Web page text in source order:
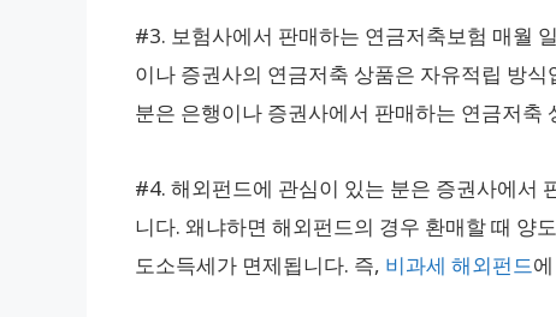
#3. 보험사에서 판매하는 연금저축보험 매월
이나 증권사의 연금저축 상품은 자유적립 방
분은 은행이나 증권사에서 판매하는 연금저축
#4. 해외펀드에 관심이 있는 분은 증권사에서
니다. 왜냐하면 해외펀드의 경우 환매할 때 양
도소득세가 면제됩니다. 즉, 비과세 해외펀드